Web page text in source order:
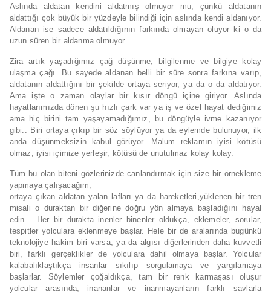
Aslında aldatan kendini aldatmış olmuyor mu, çünkü aldatanın
aldattığı çok büyük bir yüzdeyle bilindiği için aslında kendi aldanıyor.
Aldanan ise sadece aldatıldığının farkında olmayan oluyor ki o da
uzun süren bir aldanma olmuyor.
Zira artık yaşadığımız çağ düşünme, bilgilenme ve bilgiye kolay
ulaşma çağı. Bu sayede aldanan belli bir süre sonra farkına varıp,
aldatanın aldattığını bir şekilde ortaya seriyor, ya da o da aldatıyor.
Ama işte o zaman olaylar bir kısır döngü içine giriyor. Aslında
hayatlarımızda dönen şu hızlı çark var ya iş ve özel hayat dediğimiz
ama hiç birini tam yaşayamadığımız, bu döngüyle ivme kazanıyor
gibi.. Biri ortaya çıkıp bir söz söylüyor ya da eylemde bulunuyor, ilk
anda düşünmeksizin kabul görüyor. Malum reklamın iyisi kötüsü
olmaz, iyisi içimize yerleşir, kötüsü de unutulmaz kolay kolay.
Tüm bu olan biteni gözlerinizde canlandırmak için size bir örnekleme
yapmaya çalışacağım;
ortaya çıkan aldatan yalan lafları ya da hareketleri,yüklenen bir tren
misali o duraktan bir diğerine doğru yön almaya başladığını hayal
edin… Her bir durakta inenler binenler oldukça, eklemeler, sorular,
tespitler yolculara eklenmeye başlar. Hele bir de aralarında bugünkü
teknolojiye hakim biri varsa, ya da algısı diğerlerinden daha kuvvetli
biri, farklı gerçeklikler de yolculara dahil olmaya başlar. Yolcular
kalabalıklaştıkça insanlar sıkılıp sorgulamaya ve yargılamaya
başlarlar. Söylemler çoğaldıkça, tam bir renk karmaşası oluşur
yolcular arasında, inananlar ve inanmayanların farklı savlarla